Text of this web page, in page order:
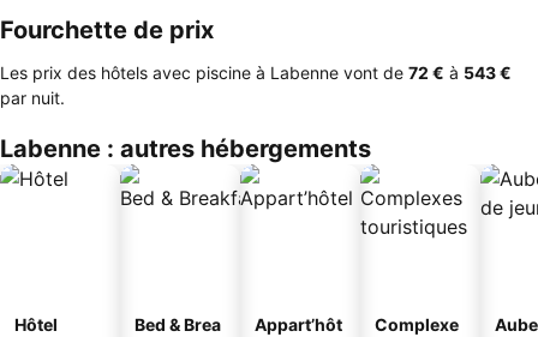
Fourchette de prix
Les prix des hôtels avec piscine à Labenne vont de ‎72 € à ‎543 €
par nuit.
Labenne : autres hébergements
Hôtel
Bed & Brea
Appart’hôt
Complexe